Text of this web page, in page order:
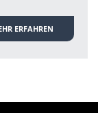
ERFAHREN